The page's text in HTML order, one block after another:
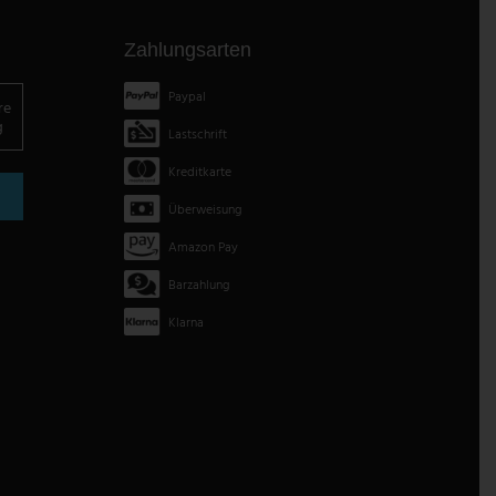
Zahlungsarten
Paypal
Lastschrift
Kreditkarte
Überweisung
Amazon Pay
Barzahlung
Klarna